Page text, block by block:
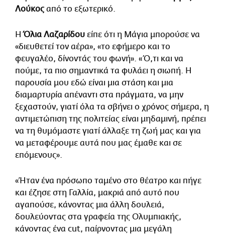
Λούκοςαπό το εξωτερικό.
ΗΌλια Λαζαρίδου είπε ότι η Μάγια μπορούσε να
«διευθετεί τον αέρα», «το εφήμερο και το
φευγαλέο, δίνοντάς του φωνή». «Ό,τι και να
πούμε, τα πιο σημαντικά τα φυλάει η σιωπή. Η
παρουσία μου εδώ είναι μια στάση και μια
διαμαρτυρία απέναντι στα πράγματα, να μην
ξεχαστούν, γιατί όλα τα σβήνει ο χρόνος σήμερα, η
αντιμετώπιση της πολιτείας είναι μηδαμινή, πρέπει
να τη θυμόμαστε γιατί άλλαξε τη ζωή μας και για
να μεταφέρουμε αυτά που μας έμαθε και σε
επόμενους».
«Ήταν ένα πρόσωπο ταμένο στο θέατρο και πήγε
και έζησε στη Γαλλία, μακριά από αυτό που
αγαπούσε, κάνοντας μια άλλη δουλειά,
δουλεύοντας στα γραφεία της Ολυμπιακής,
κάνοντας ένα cut, παίρνοντας μια μεγάλη